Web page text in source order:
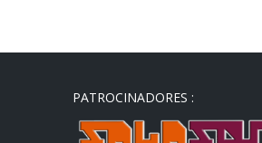
PATROCINADORES :